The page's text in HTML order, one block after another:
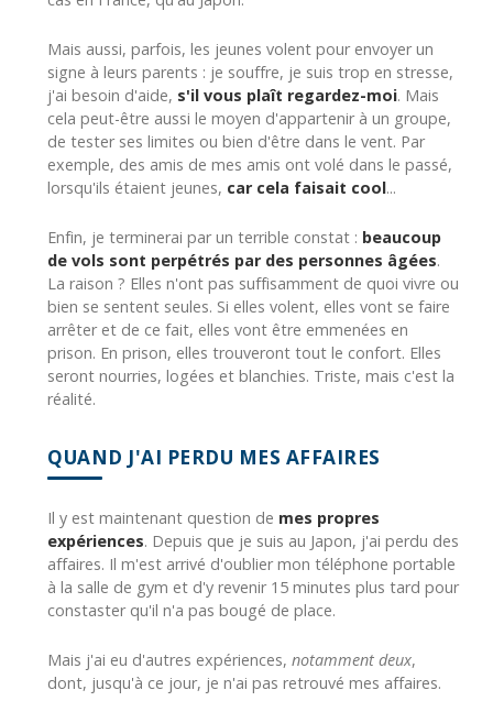
Mais aussi, parfois, les jeunes volent pour envoyer un
signe à leurs parents : je souffre, je suis trop en stresse,
j'ai besoin d'aide, s'il vous plaît regardez-moi. Mais
cela peut-être aussi le moyen d'appartenir à un groupe,
de tester ses limites ou bien d'être dans le vent. Par
exemple, des amis de mes amis ont volé dans le passé,
lorsqu'ils étaient jeunes, car cela faisait cool...
Enfin, je terminerai par un terrible constat : beaucoup
de vols sont perpétrés par des personnes âgées.
La raison ? Elles n'ont pas suffisamment de quoi vivre ou
bien se sentent seules. Si elles volent, elles vont se faire
arrêter et de ce fait, elles vont être emmenées en
prison. En prison, elles trouveront tout le confort. Elles
seront nourries, logées et blanchies. Triste, mais c'est la
réalité.
QUAND J'AI PERDU MES AFFAIRES
Il y est maintenant question de mes propres
expériences. Depuis que je suis au Japon, j'ai perdu des
affaires. Il m'est arrivé d'oublier mon téléphone portable
à la salle de gym et d'y revenir 15 minutes plus tard pour
constaster qu'il n'a pas bougé de place.
Mais j'ai eu d'autres expériences, notamment deux,
dont, jusqu'à ce jour, je n'ai pas retrouvé mes affaires.